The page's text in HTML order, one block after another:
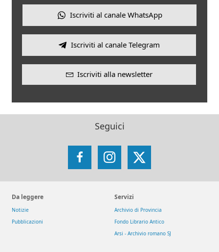
Iscriviti al canale WhatsApp
Iscriviti al canale Telegram
Iscriviti alla newsletter
Seguici
FacebookInstagram
X
Da leggere
Notizie
Pubblicazioni
Servizi
Archivio di Provincia
Fondo Librario Antico
Arsi - Archivio romano SJ